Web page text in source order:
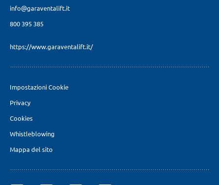
info@garaventalift.it
800 395 385
https://www.garaventalift.it/
Impostazioni Cookie
Privacy
Cookies
Whistleblowing
Mappa del sito